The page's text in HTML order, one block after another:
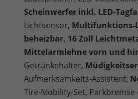
Scheinwerfer inkl. LED-
Lichtsensor, Multifunktions-
beheizbar, 16 Zoll
Mittelarmlehne vorn und
Getränkehalter,
Aufmerksamkeits-Assistent,
Tire-Mobility-Set,